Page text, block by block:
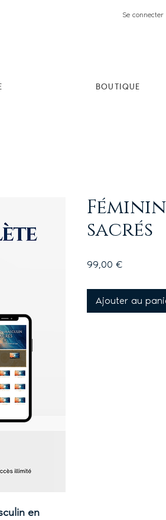
Se
BOUTIQUE
en
sacrés
99,00 €Prix
Ajouter au